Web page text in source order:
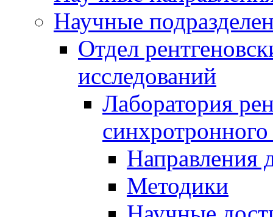
Научные
Отдел
исследований
Лаборатория
Направления
Методики